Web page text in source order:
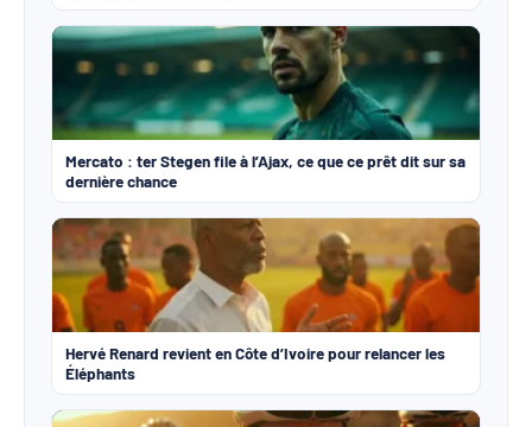
Mercato : ter Stegen file à l’Ajax, ce que ce prêt dit sur sa
dernière chance
Hervé Renard revient en Côte d’Ivoire pour relancer les
Éléphants